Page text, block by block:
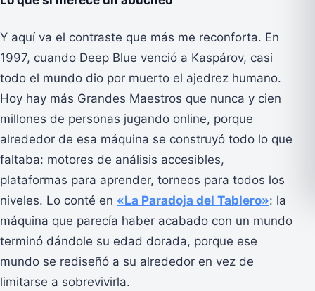
Y aquí va el contraste que más me reconforta. En
1997, cuando Deep Blue venció a Kaspárov, casi
todo el mundo dio por muerto el ajedrez humano.
Hoy hay más Grandes Maestros que nunca y cien
millones de personas jugando online, porque
alrededor de esa máquina se construyó todo lo que
faltaba: motores de análisis accesibles,
plataformas para aprender, torneos para todos los
niveles. Lo conté en «La Paradoja del Tablero»: la
máquina que parecía haber acabado con un mundo
terminó dándole su edad dorada, porque ese
mundo se rediseñó a su alrededor en vez de
limitarse a sobrevivirla.